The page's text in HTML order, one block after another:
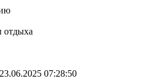
отдыха
07:28:50